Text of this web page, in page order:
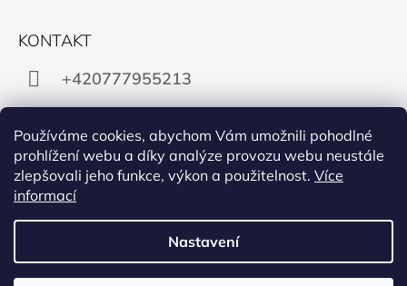
Používáme cookies, abychom Vám umožnili pohodlné
prohlížení webu a díky analýze provozu webu neustále
zlepšovali jeho funkce, výkon a použitelnost. Více
informací
Nastavení
KONTAKT
+420777955213
Facebook
PŘIJÍMÁME ONLINE PLATBY